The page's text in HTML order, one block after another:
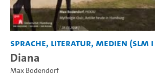
Sprache, Literatur, Medien (SLM I
Diana
Max Bodendorf